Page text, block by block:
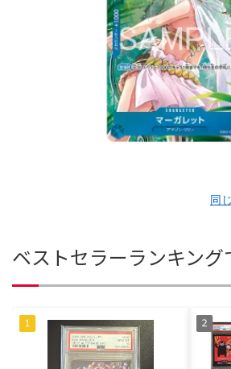
同
ベストセラーランキング